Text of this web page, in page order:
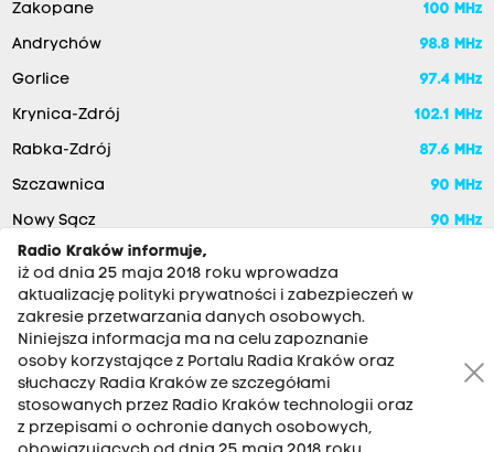
Zakopane 100 MHz
Andrychów 98.8 MHz
Gorlice 97.4 MHz
Krynica-Zdrój 102.1 MHz
Rabka-Zdrój 87.6 MHz
Szczawnica 90 MHz
Nowy Sącz 90 MHz
RADIO KRAKÓW SA. Aleja Juliusza Słowackiego 22, 30-007
Kraków
Radio Kraków informuje,
iż od dnia 25 maja 2018 roku wprowadza
aktualizację polityki prywatności i zabezpieczeń w
zakresie przetwarzania danych osobowych.
Niniejsza informacja ma na celu zapoznanie
osoby korzystające z Portalu Radia Kraków oraz
słuchaczy Radia Kraków ze szczegółami
stosowanych przez Radio Kraków technologii oraz
z przepisami o ochronie danych osobowych,